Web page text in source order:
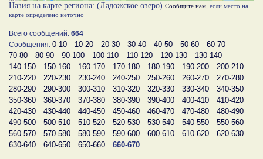
Назия на карте региона: (Ладожское озеро) Сообщите нам , если место на
карте определено неточно
Всего сообщений: 664
Сообщения: 0-10 10-20 20-30 30-40 40-50 50-60
60-70
70-80
80-90 90-100 100-110 110-120 120-130
130-140
140-150
150-160 160-170 170-180 180-190 190-200
200-210
210-220
220-230 230-240 240-250 250-260 260-270
270-280
280-290
290-300 300-310 310-320 320-330 330-340
340-350
350-360
360-370 370-380 380-390 390-400 400-410
410-420
420-430
430-440 440-450 450-460 460-470 470-480
480-490
490-500
500-510 510-520 520-530 530-540 540-550
550-560
560-570
570-580 580-590 590-600 600-610 610-620
620-630
630-640
640-650 650-660 660-670